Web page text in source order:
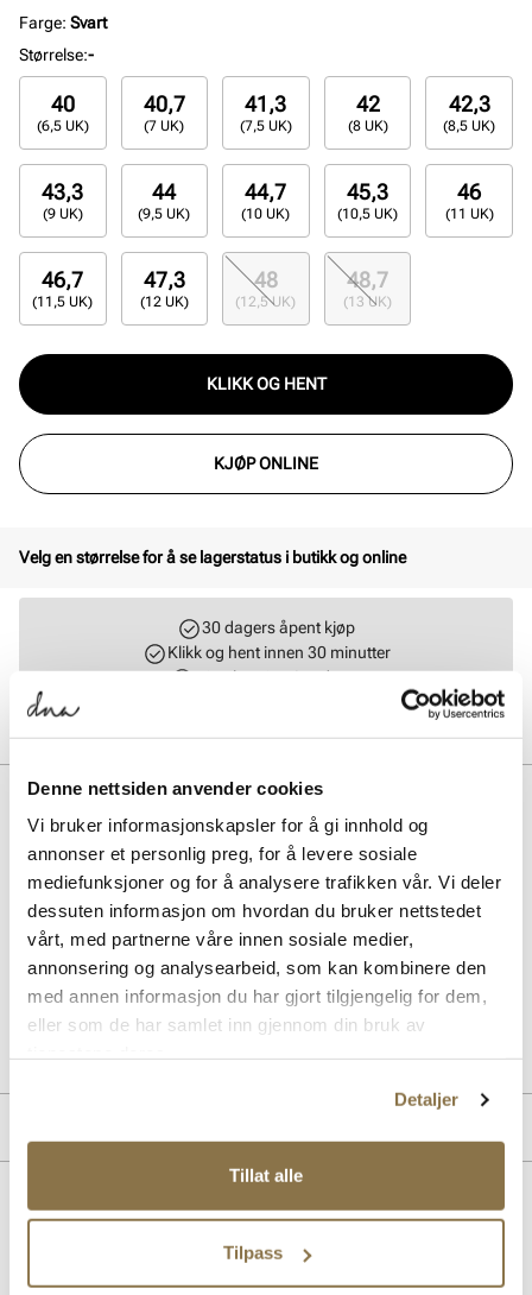
Denne nettsiden anvender cookies
Vi bruker informasjonskapsler for å gi innhold og
annonser et personlig preg, for å levere sosiale
mediefunksjoner og for å analysere trafikken vår. Vi deler
dessuten informasjon om hvordan du bruker nettstedet
vårt, med partnerne våre innen sosiale medier,
annonsering og analysearbeid, som kan kombinere den
med annen informasjon du har gjort tilgjengelig for dem,
eller som de har samlet inn gjennom din bruk av
Detaljer
Tillat alle
Tilpass
gir demping og den myke overdelen gir skoen en
komfortabel og avslappet passform.
Farge: Svart
Størrelse:-
40
(6,5 UK)
40,7
(7 UK)
41,3
(7,5 UK)
42
(8 UK)
42,3
(8,5 UK)
43,3
(9 UK)
44
(9,5 UK)
44,7
(10 UK)
45,3
(10,5 UK)
46
(11 UK)
46,7
(11,5 UK)
47,3
(12 UK)
48
(12,5 UK)
48,7
(13 UK)
KLIKK OG HENT
KJØP ONLINE
Velg en størrelse for å se lagerstatus i butikk og online
30 dagers åpent kjøp
Klikk og hent innen 30 minutter
Hjemlevering 3-7 dager
BESKRIVELSE
Grand Court Alpha 00s er en skate-inspirert sneaker fra adidas.
Modellen er har tydelige referanser til den populære modellen
Campus 00s. Kraftige lisser gir skoen et bold uttrykk, sammen med
de klassiske 3-stripes som definerer merket. Cloudfoam-innersåle
gir demping og den myke overdelen gir skoen en komfortabel og
avslappet passform.
Art. nr.05157407
Lignende produkter